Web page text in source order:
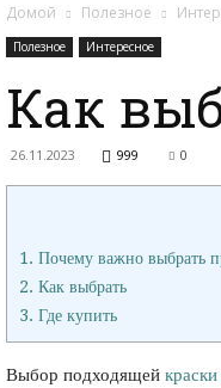
Домой Полезное
Полезное Интересное
Как
26.11.2023 999 0
1. Почему важно выбрать
2. Как выбрать
3. Где купить
Выбор подходящей